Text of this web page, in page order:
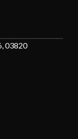
03820